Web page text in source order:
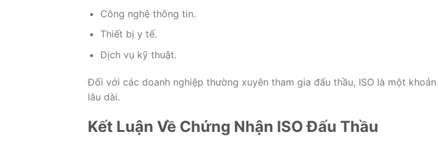
Công nghệ thông tin.
Thiết bị y tế.
Dịch vụ kỹ thuật.
Đối với các doanh nghiệp thường xuyên tham gia đấu thầu, ISO là một
lâu dài.
Kết Luận Về Chứng Nhận ISO Đấu Thầu